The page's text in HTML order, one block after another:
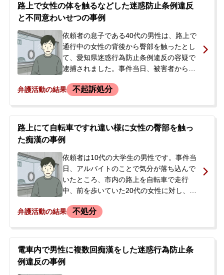
解決実績
ご依頼者からのお手紙
無料相談の口コミ評判
刑事事件データベース
路上で女性の体を触るなどした迷惑防止条例違反
と不同意わいせつの事例
依頼者の息子である40代の男性は、路上で
通行中の女性の背後から臀部を触ったとし
て、愛知県迷惑行為防止条例違反の容疑で
逮捕されました。事件当日、被害者から
る」と警察に通報があり、駆け付けた警察
捕後の捜査の過程で、別の日にも自転車で
走行中、対向から来た女性に意図的に自転
車を衝突させて停車させ、着衣の上から胸
や陰部を触るといった不同意わいせつ行為
に及んでいた余罪が発覚し、再逮捕されま
した。息子が逮捕・勾留されたことを知っ
たご両親が、今後の刑事処分の見通しや手
相談に来られました。
弁護活動の結果 不起訴処分
路上にて自転車ですれ違い様に女性の臀部を触っ
た痴漢の事例
依頼者は10代の大学生の男性です。事件当
日、アルバイトのことで気分が落ち込んで
いたところ、市内の路上を自転車で走行
中、前を歩いていた20代の女性に対し、追
という痴漢行為に及んでしまいました。事
で逮捕されました。警察署で取り調べを受
け、犯行を認める調書が作成された後、当
日のうちに父親が身元引受人となり釈放さ
弁護活動の結果 不処分
電車内で男性に複数回痴漢をした迷惑行為防止条
例違反の事例